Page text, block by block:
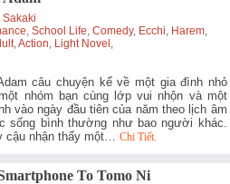
Sakaki
,School Life ,Comedy, Ecchi Harem
,Action Light Novel
câu chuyện kể về một gia đình nhỏ
nhóm bạn cùng lớp vui nhộn và một
vào ngày đầu tiên của năm theo lịch âm
sống bình thường như bao người khác.
cậu nhận thấy một…Chi Tiết.
To Tomo Ni